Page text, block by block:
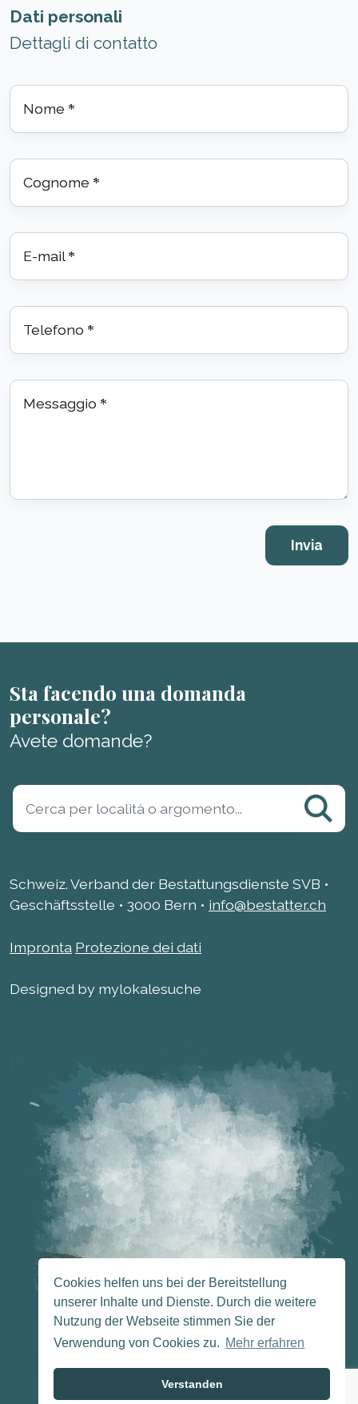
Cookies helfen uns bei der Bereitstellung
unserer Inhalte und Dienste. Durch die weitere
Nutzung der Webseite stimmen Sie der
Verwendung von Cookies zu. Mehr erfahren
Verstanden
Dati personali
Dettagli di contatto
Nome *
Cognome *
E-mail *
Telefono *
Messaggio *
Sta facendo una domanda
personale?
Avete domande?
Schweiz. Verband der Bestattungsdienste SVB •
Geschäftsstelle • 3000 Bern • info@bestatter.ch
Impronta Protezione dei dati
Designed by mylokalesuche